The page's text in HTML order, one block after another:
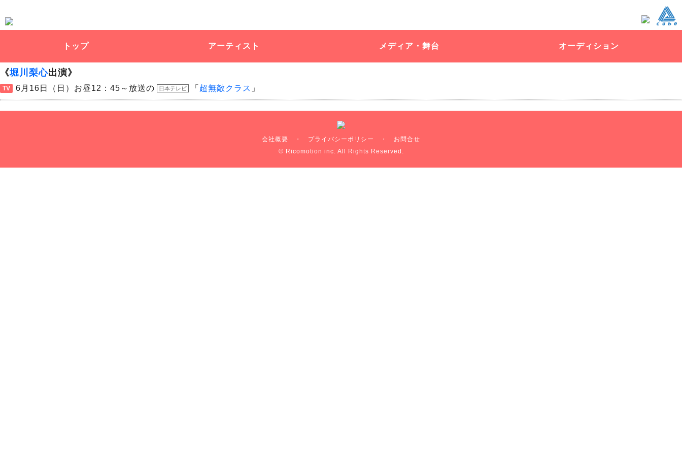
トップ アーティスト メディア・舞台 オーディション
《堀川梨心出演》
TV 6月16日（日）お昼12：45～放送の 日本テレビ 「 超無敵クラス 」
会社概要 ・ プライバシーポリシー ・ お問合せ
© Ricomotion inc. All Rights Reserved.